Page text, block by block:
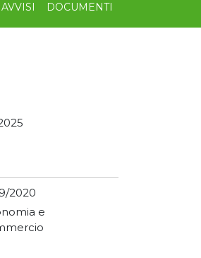
AVVISI DOCUMENTI
2020
e